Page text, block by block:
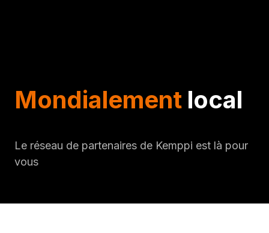
Mondialement local
Le réseau de partenaires de Kemppi est là pour
vous